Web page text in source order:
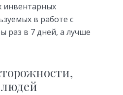
инвентарных
в работе с
раз в 7 дней, а лучше